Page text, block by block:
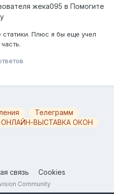
жека095 в Помогите
Плюс я бы еще учел
Телеграмм
ОНЛАЙН-ВЫСТАВКА ОКОН
связь Cookies
Community